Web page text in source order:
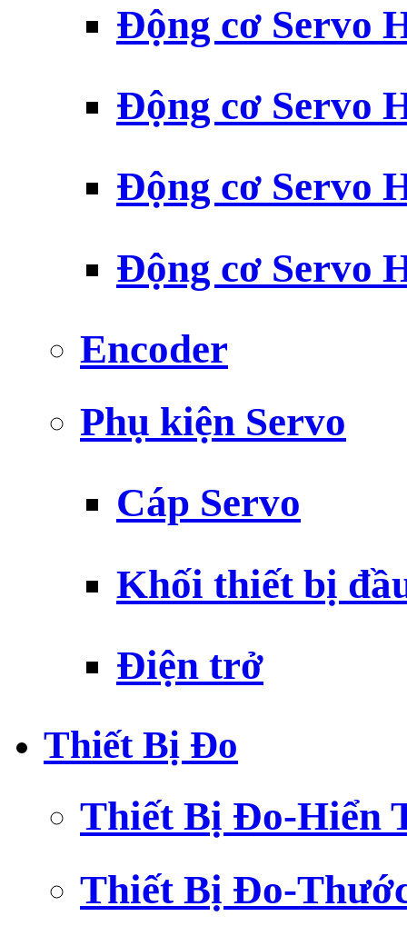
Động cơ Servo
Động cơ Servo
Động cơ Servo
Động cơ Servo
Encoder
Phụ kiện Servo
Cáp Servo
Khối thiết bị
Điện trở
Thiết Bị Đo
Thiết Bị Đo-Hiển
Thiết Bị Đo-